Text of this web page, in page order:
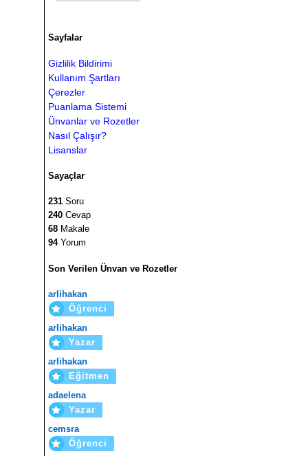
Sayfalar
Gizlilik Bildirimi
Kullanım Şartları
Çerezler
Puanlama Sistemi
Ünvanlar ve Rozetler
Nasıl Çalışır?
Lisanslar
Sayaçlar
231 Soru
240 Cevap
68 Makale
94Yorum
Son Verilen Ünvan ve Rozetler
arlihakan
Öğrenci
arlihakan
Yazar
arlihakan
Eğitmen
adaelena
Yazar
cemsra
Öğrenci